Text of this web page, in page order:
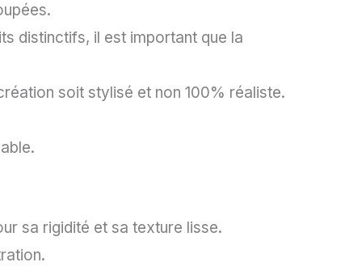
distinctifs, il est important que la
soit stylisé et non 100% réaliste.
sa rigidité et sa texture lisse.